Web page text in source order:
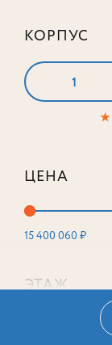
КОРПУС
1
★
ЦЕНА
15 400 060 ₽
ЭТАЖ